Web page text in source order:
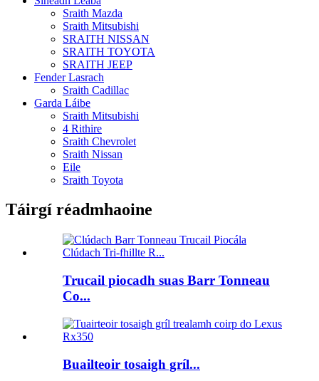
Sraith Mazda
Sraith Mitsubishi
SRAITH NISSAN
SRAITH TOYOTA
SRAITH JEEP
Fender Lasrach
Sraith Cadillac
Garda Láibe
Sraith Mitsubishi
4 Rithire
Sraith Chevrolet
Sraith Nissan
Eile
Sraith Toyota
Táirgí réadmhaoine
Trucail piocadh suas Barr Tonneau
Co...
Buailteoir tosaigh gríl...